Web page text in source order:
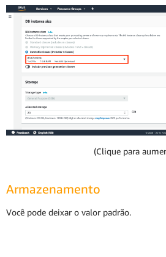
(Clique para
Armazenamento
Você pode deixar o valor padrão.